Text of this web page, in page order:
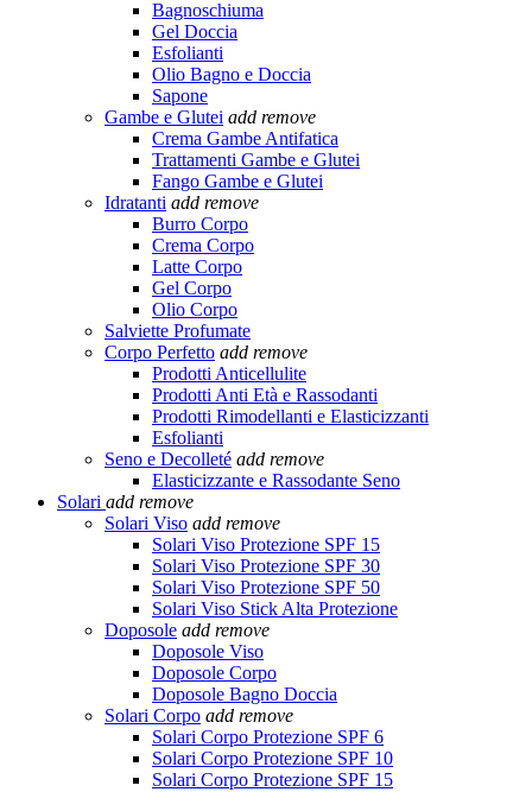
Bagnoschiuma
Gel Doccia
Esfolianti
Olio Bagno e Doccia
Sapone
Gambe e Glutei add remove
Crema Gambe Antifatica
Trattamenti Gambe e Glutei
Fango Gambe e Glutei
Idratanti add remove
Burro Corpo
Crema Corpo
Latte Corpo
Gel Corpo
Olio Corpo
Salviette Profumate
Corpo Perfetto add remove
Prodotti Anticellulite
Prodotti Anti Età e Rassodanti
Prodotti Rimodellanti e Elasticizzanti
Esfolianti
Seno e Decolleté add remove
Elasticizzante e Rassodante Seno
Solari add remove
Solari Viso add remove
Solari Viso Protezione SPF 15
Solari Viso Protezione SPF 30
Solari Viso Protezione SPF 50
Solari Viso Stick Alta Protezione
Doposole add remove
Doposole Viso
Doposole Corpo
Doposole Bagno Doccia
Solari Corpo add remove
Solari Corpo Protezione SPF 6
Solari Corpo Protezione SPF 10
Solari Corpo Protezione SPF 15